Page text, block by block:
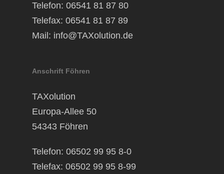
Telefon: 06541 81 87 80
Telefax: 06541 81 87 89
Mail: info@TAXolution.de
Anschrift Föhren
TAXolution
Europa-Allee 50
54343 Föhren
Telefon: 06502 99 95 8-0
Telefax: 06502 99 95 8-99